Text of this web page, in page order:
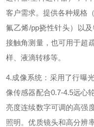
客户需求。提供各种规格（
氟乙烯/pp挠性针头）以
接触角测量，也可用于超
样、液滴转移等。
4.成像系统：采用了行曝
像传感器配合0.7-4.5远心
亮度连续数字可调的高强
照明。优质镜头和高分辨